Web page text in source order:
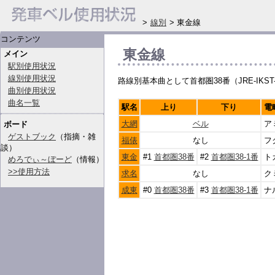
コンテンツ
メイン
駅別使用状況
線別使用状況
曲別使用状況
曲名一覧
ボード
ゲストブック
（指摘・雑
談）
めろでぃ～ぼーど （情報）
>>使用方法
東金線
路線別基本曲として首都圏38番（JRE-
駅名 上り 下り
電
大網
ベル
ア
福俵
なし
フ
東金
#1 首都圏38番 #2 首都圏38-1番
ト
求名
なし
ク
成東
#0 首都圏38番 #3 首都圏38-1番 ナ
> 線別 > 東金線